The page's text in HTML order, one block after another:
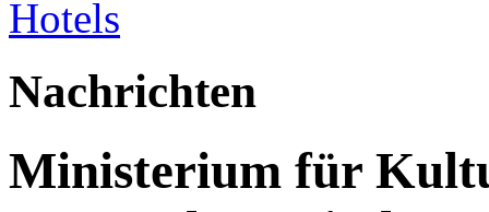
Nachrichten
Ministerium für